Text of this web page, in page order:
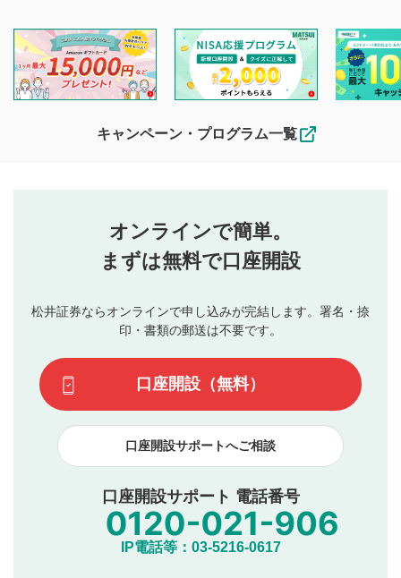
投稿するボタン
星で評価をすると投稿できます。（お名前とコメント
動画の評価
です）
を目的として、各動画コンテンツに、評価およびコメントの
投稿ができます。利用者は以下の注意事項をご理解のうえ、
閲覧および投稿を行うものとしてください。
他の利用者が動画を視聴される際の参考になるコメントをお
待ちしております。
なお、投稿をもって、本注意事項に同意されたものとみなし
行ってください。
当社は、利用者同士、もしくは利用者と第三者間のトラ
ブルによって生じた損害に対して一切の責任を負いませ
評価およびコメントは当社にて審査のうえ、掲載となり
ます。掲載されるまでに日数がかかる場合や掲載されない
てはお答えできません。各動画コンテンツへの掲載をもっ
て結果のご連絡といたします。ご了承ください。
下記の項目に該当すると判断された投稿内容は、掲載を
見合わせる場合がございます。
本動画コンテンツとは無関係の内容の投稿
他者への誹謗中傷や差別的表現投稿
公序良俗に反する内容の投稿
氏名、住所、電話番号など個人を特定できる情報の
他のサイトへの誘導や営利目的、広告・宣伝を目
キャンペーン・プログラム一覧
オンラインで簡単。
まずは無料で口座開設
松井証券ならオンラインで申し込みが完結します。署名・捺
印・書類の郵送は不要です。
口座開設（無料）
口座開設サポートへご相談
口座開設サポート 電話番号
IP電話等：03-5216-0617